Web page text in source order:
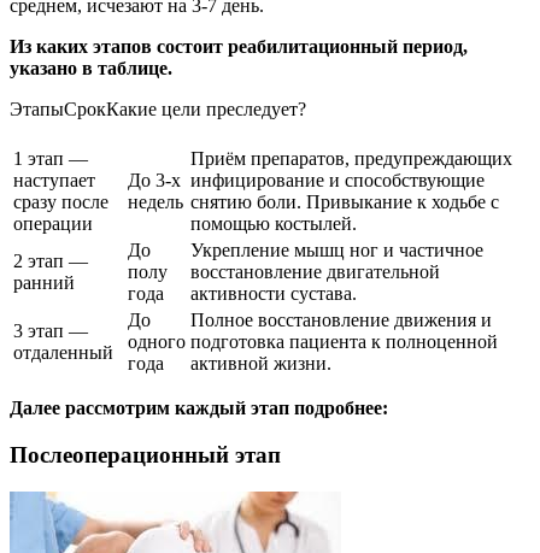
среднем, исчезают на 3-7 день.
Из каких этапов состоит реабилитационный период,
указано в таблице.
ЭтапыСрокКакие цели преследует?
1 этап —
наступает
сразу после
операции
До 3-х
недель
Приём препаратов, предупреждающих
инфицирование и способствующие
снятию боли. Привыкание к ходьбе с
помощью костылей.
2 этап —
ранний
До
полу
года
Укрепление мышц ног и частичное
восстановление двигательной
активности сустава.
3 этап —
отдаленный
До
одного
года
Полное восстановление движения и
подготовка пациента к полноценной
активной жизни.
Далее рассмотрим каждый этап подробнее:
Послеоперационный этап